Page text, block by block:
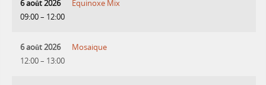
6 août 2026
09:00– 12:00
Equinoxe Mix
6 août 2026
12:00– 13:00
Mosaique